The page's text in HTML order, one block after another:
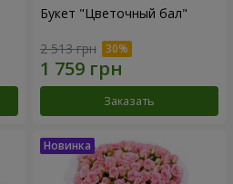
Букет "Цветочный бал"
2 513 грн
Заказать